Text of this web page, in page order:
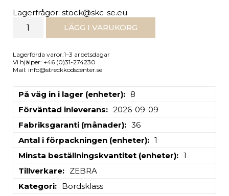
Lagerfrågor: stock@skc-se.eu
LÄGG I VARUKORG
Lagerförda varor:1–3 arbetsdagar
Vi hjälper: +46 (0)31-274230
Mail: info@streckkodscenter.se
På väg in i lager (enheter)
8
Förväntad inleverans
2026-09-09
Fabriksgaranti (månader)
36
Antal i förpackningen (enheter)
1
Minsta beställningskvantitet (enheter)
1
Tillverkare
ZEBRA
Kategori
Bordsklass